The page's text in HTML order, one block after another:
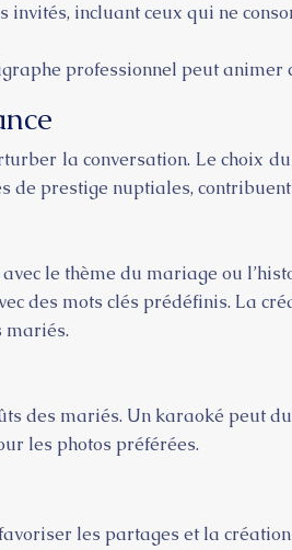
incluant ceux qui ne
professionnel peut animer
la conversation. Le choix
prestige nuptiales,
le thème du mariage ou
des mots clés prédéfinis. La
mariés.
des mariés. Un karaoké peut
les photos préférées.
les partages et la